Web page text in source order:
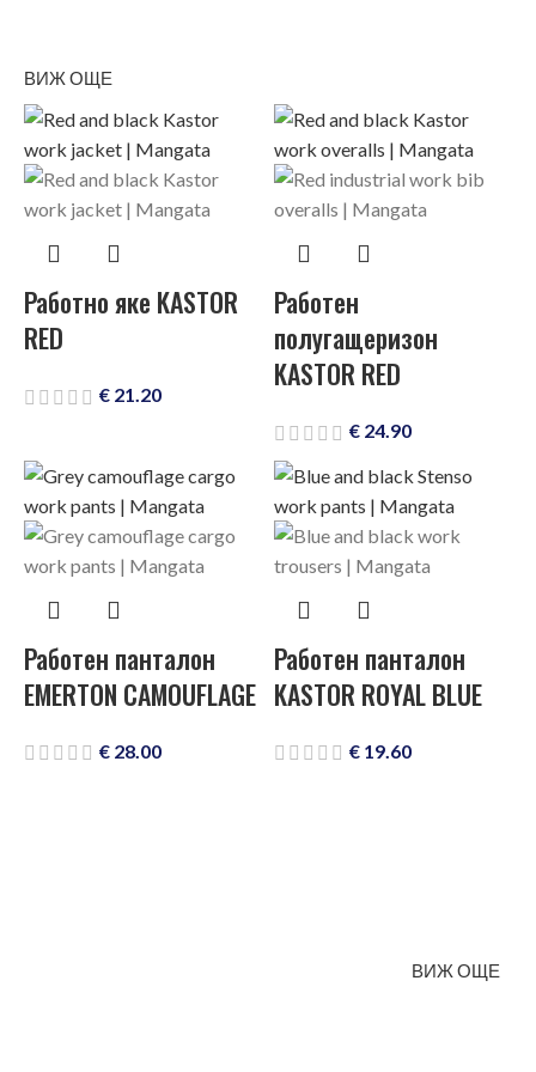
ВИЖ ОЩЕ
Работно яке KASTOR
RED
€ 21.20
Работен
полугащеризон
KASTOR RED
€24.90
Работен панталон
EMERTON CAMOUFLAGE
€ 28.00
Работен панталон
KASTOR ROYAL BLUE
€19.60
ВИЖ ОЩЕ